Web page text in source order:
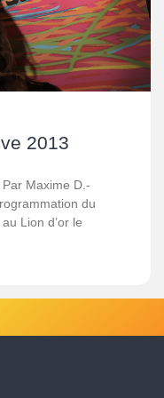
2013
Maxime D.-
du
Lion d’or le